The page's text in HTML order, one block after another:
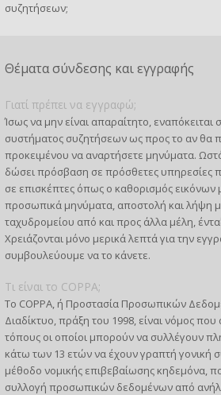
συζητήσεων;
Θέματα σύνδεσης και εγγραφής
Γιατί πρέπει να εγγραφώ;
Ίσως να μην είναι απαραίτητο, εναπόκειται
συστήματος συζητήσεων ως προς το αν θα
προκειμένου να αναρτήσετε μηνύματα.
δώσει πρόσβαση σε πρόσθετες υπηρεσίες
σε επισκέπτες όπως ο καθορισμός
προσωπικά μηνύματα, αποστολή και λήψη
ταχυδρομείου από και προς άλλα μέλη,
Χρειάζονται μόνο μερικά λεπτά για την
συμβουλεύουμε να το κάνετε.
Τι είναι το COPPA;
Το COPPA, ή Προστασία Προσωπικών
Διαδίκτυο, πράξη του 1998, είναι νόμος
τόπους οι οποίοι μπορούν να συλλέγουν
κάτω των 13 ετών να έχουν γραπτή γονική
μέθοδο νομικής επιβεβαίωσης κηδεμόνα,
συλλογή προσωπικών δεδομένων από